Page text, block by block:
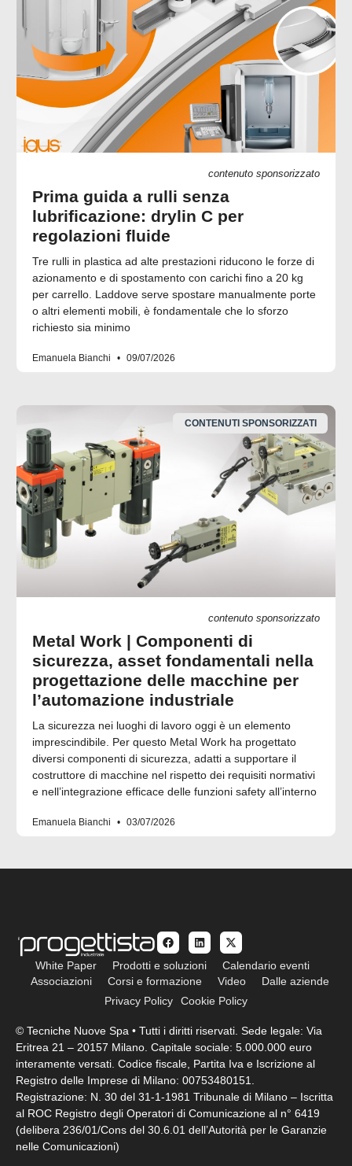
contenuto sponsorizzato
Prima guida a rulli senza
lubrificazione: drylin C per
regolazioni fluide
Tre rulli in plastica ad alte prestazioni riducono le forze di
azionamento e di spostamento con carichi fino a 20 kg
per carrello. Laddove serve spostare manualmente porte
o altri elementi mobili, è fondamentale che lo sforzo
richiesto sia minimo
Emanuela Bianchi 09/07/2026
CONTENUTI SPONSORIZZATI
contenuto sponsorizzato
Metal Work | Componenti di
sicurezza, asset fondamentali nella
progettazione delle macchine per
l’automazione industriale
La sicurezza nei luoghi di lavoro oggi è un elemento
imprescindibile. Per questo Metal Work ha progettato
diversi componenti di sicurezza, adatti a supportare il
costruttore di macchine nel rispetto dei requisiti normativi
e nell’integrazione efficace delle funzioni safety all’interno
Emanuela Bianchi 03/07/2026
White Paper Prodotti e soluzioni
Calendario eventi
Associazioni
Corsi e formazione Video
Dalle aziende
Privacy Policy
Cookie Policy
© Tecniche Nuove Spa • Tutti i diritti riservati. Sede legale: Via
Eritrea 21 – 20157 Milano. Capitale sociale: 5.000.000 euro
interamente versati. Codice fiscale, Partita Iva e Iscrizione al
Registro delle Imprese di Milano: 00753480151.
Registrazione: N. 30 del 31-1-1981 Tribunale di Milano – Iscritta
al ROC Registro degli Operatori di Comunicazione al n° 6419
(delibera 236/01/Cons del 30.6.01 dell’Autorità per le Garanzie
nelle Comunicazioni)